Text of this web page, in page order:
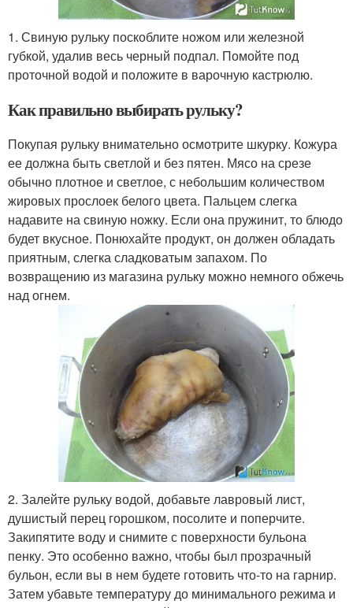
1. Свиную рульку поскоблите ножом или железной
губкой, удалив весь черный подпал. Помойте под
проточной водой и положите в варочную кастрюлю.
Как правильно выбирать рульку?
Покупая рульку внимательно осмотрите шкурку. Кожура
ее должна быть светлой и без пятен. Мясо на срезе
обычно плотное и светлое, с небольшим количеством
жировых прослоек белого цвета. Пальцем слегка
надавите на свиную ножку. Если она пружинит, то блюдо
будет вкусное. Понюхайте продукт, он должен обладать
приятным, слегка сладковатым запахом. По
возвращению из магазина рульку можно немного обжечь
над огнем.
2. Залейте рульку водой, добавьте лавровый лист,
душистый перец горошком, посолите и поперчите.
Закипятите воду и снимите с поверхности бульона
пенку. Это особенно важно, чтобы был прозрачный
бульон, если вы в нем будете готовить что-то на гарнир.
Затем убавьте температуру до минимального режима и